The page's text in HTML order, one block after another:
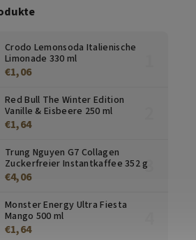
Crodo Lemonsoda Italienische
Limonade 330 ml
€1,06
Red Bull The Winter Edition
Vanille & Eisbeere 250 ml
€1,64
Trung Nguyen G7 Collagen
Zuckerfreier Instantkaffee 352 g
€4,06
Monster Energy Ultra Fiesta
Mango 500 ml
€1,64